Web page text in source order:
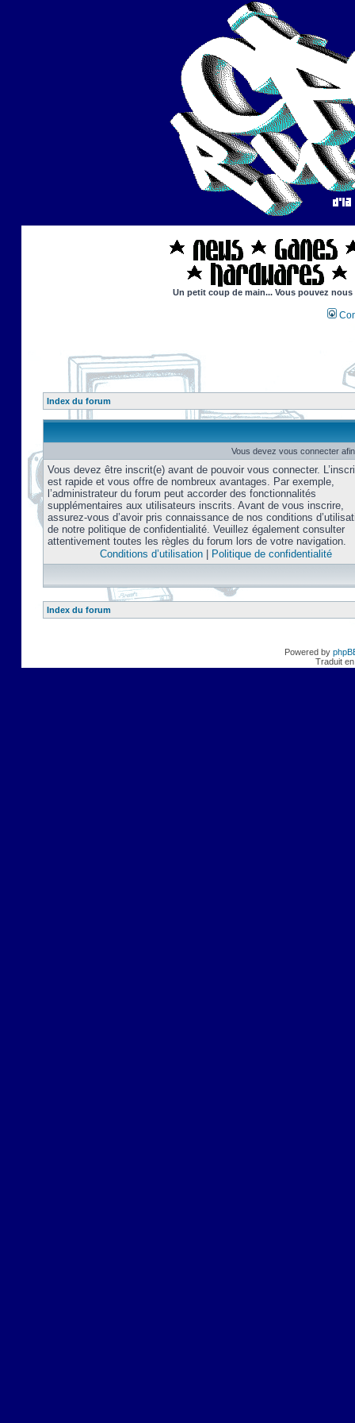
Un petit coup de main... Vous pouvez
Index du forum
Vous devez vous connecter
Vous devez être inscrit(e) avant de pouvoir vous connecter.
est rapide et vous offre de nombreux avantages. Par exemple,
l’administrateur du forum peut accorder des fonctionnalités
supplémentaires aux utilisateurs inscrits. Avant de vous inscrire,
assurez-vous d’avoir pris connaissance de nos conditions
de notre politique de confidentialité. Veuillez également consulter
attentivement toutes les règles du forum lors de votre navigation.
Conditions d’utilisation| Politique de confidentialité
Index du forum
Powered by
Traduit